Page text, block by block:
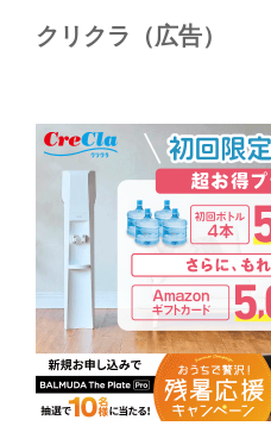
クリクラ（広告）